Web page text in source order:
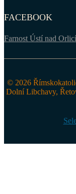
FACEBOOK
Farnost Ústí nad Orlicí
© 2026
Dolní Libchavy,